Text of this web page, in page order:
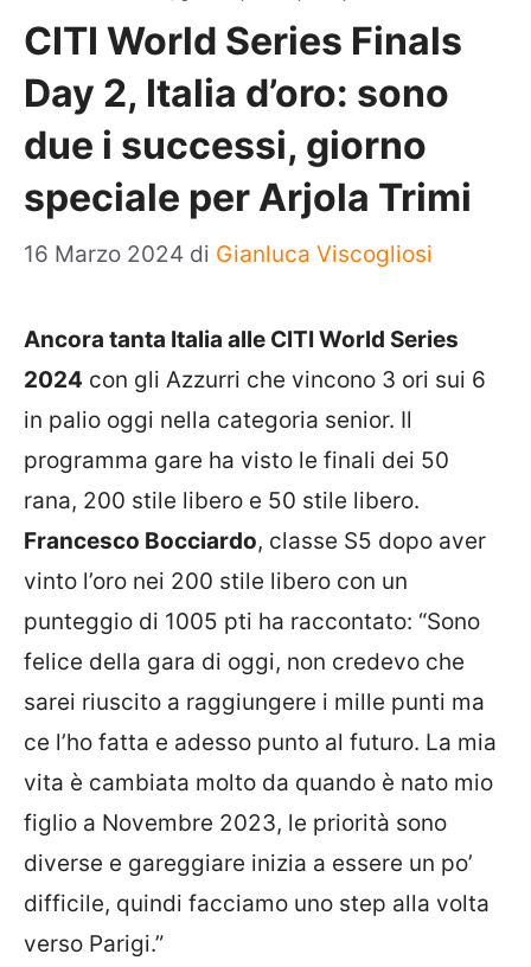
CITI World Series Finals
Day 2, Italia d’oro: sono
due i successi, giorno
speciale per Arjola Trimi
16 Marzo 2024 di Gianluca Viscogliosi
Ancora tanta Italia alle CITI World Series
2024 con gli Azzurri che vincono 3 ori sui 6
in palio oggi nella categoria senior. Il
programma gare ha visto le finali dei 50
rana, 200 stile libero e 50 stile libero.
Francesco Bocciardo, classe S5 dopo aver
vinto l’oro nei 200 stile libero con un
punteggio di 1005 pti ha raccontato: “Sono
felice della gara di oggi, non credevo che
sarei riuscito a raggiungere i mille punti ma
ce l’ho fatta e adesso punto al futuro. La mia
vita è cambiata molto da quando è nato mio
figlio a Novembre 2023, le priorità sono
diverse e gareggiare inizia a essere un po’
difficile, quindi facciamo uno step alla volta
verso Parigi.”